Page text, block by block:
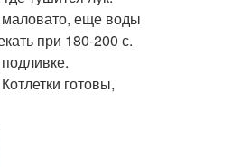
маловато, еще воды
при 180-200 с.
готовы,